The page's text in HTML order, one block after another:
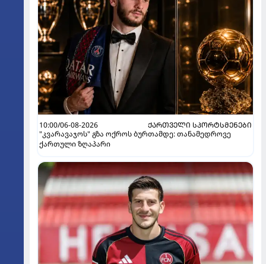
10:00/06-08-2026
ᲥᲐᲠᲗᲕᲔᲚᲘ ᲡᲞᲝᲠᲢᲡᲛᲔᲜᲔᲑᲘ
"კვარავაჯოს" გზა ოქროს ბურთამდე: თანამედროვე
ქართული ზღაპარი